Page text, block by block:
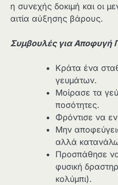
η συνεχής δοκιμή και οι
αιτία αύξησης βάρους.
Συμβουλές για Αποφυγή
Κράτα ένα
γευμάτων.
Μοίρασε τα
ποσότητες.
Φρόντισε να
Μην
αλλά
Προσπάθησε
φυσική
κολύμπι).